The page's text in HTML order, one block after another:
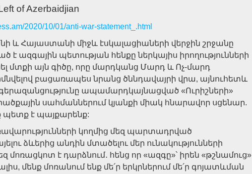
of Azerbaidjian
2020/10/01/anti-war-statement_.html
և Հայաստանի միջև էսկալացիաների վերջին շրջանը
է ազգային պետության հենքը ներկայիս իրողությունների
մտքի այն գիծը, որը մարդկանց Մարդ և Ոչ-մարդ
բացառապես նրանց ծննդավայրի վրա, այնուհետև
ապամարդկայնացված «Ուրիշների»
սահմաններում կյանքի միակ հնարավոր սցենար.
պետք է պայքարենք:
կողմից մեզ պարտադրված
ձևերից անդին մտածելու մեր ունակությունների
մոռացկոտ է դարձնում․ հենց որ «ազգը»՝ իրեն «թշնամուց»
մենք մոռանում ենք մե՛ր երկրներում մե՛ր գոյատևման